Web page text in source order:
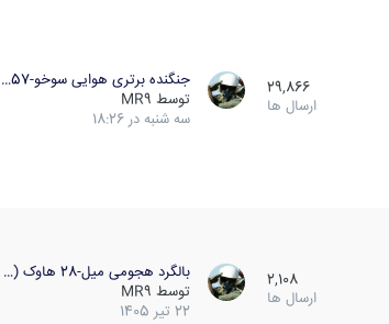
29,866
ارسال ها
جنگنده برتری هوایی سوخو-57…
توسط MR9
سه شنبه در 18:26
2,108
ارسال ها
بالگرد هجومی میل-28 هاوک (…
توسط MR9
22 تیر 1405